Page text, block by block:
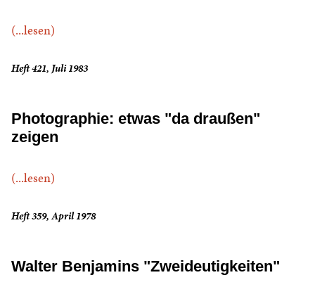
(...lesen)
Heft 421, Juli 1983
Photographie: etwas "da draußen"
zeigen
(...lesen)
Heft 359, April 1978
Walter Benjamins "Zweideutigkeiten"